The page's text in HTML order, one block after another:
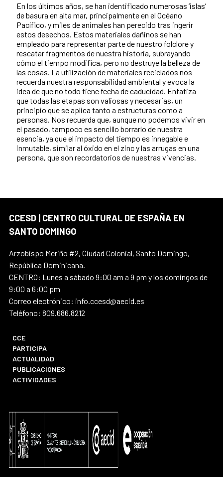
En los últimos años, se han identificado numerosas ‘islas’
de basura en alta mar, principalmente en el Océano
Pacífico, y miles de animales han perecido tras ingerir
estos desechos. Estos materiales dañinos se han
empleado para representar parte de nuestro folclore y
rescatar fragmentos de nuestra historia, subrayando
cómo el tiempo modifica, pero no destruye la belleza de
las cosas. La utilización de materiales reciclados nos
recuerda nuestra responsabilidad ambiental y evoca la
idea de que no todo tiene fecha de caducidad. Enfatiza
que todas las etapas son valiosas y necesarias, un
principio que se aplica tanto a estructuras como a
personas. Nos recuerda que, aunque no podemos vivir en
el pasado, tampoco es sencillo borrarlo de nuestra
esencia, ya que el impacto del tiempo es innegable e
inmutable, similar al óxido en el zinc y las arrugas en una
persona, que son recordatorios de nuestras vivencias.
CCESD | CENTRO CULTURAL DE ESPAÑA EN
SANTO DOMINGO
Arzobispo Meriño #2, Ciudad Colonial, Santo Domingo,
República Dominicana.
CENTRO: Lunes a sábado 9:00 am a 9 pm y los domingos de
9:00 a 6:00 pm
Correo electrónico: info.ccesd@aecid.es
Teléfono: 809.686.8212
CCE
PARTICIPA
ACTUALIDAD
PUBLICACIONES
ACTIVIDADES